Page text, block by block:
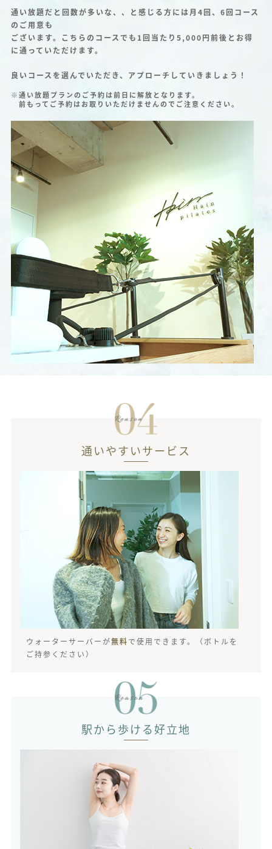
通い放題だと回数が多いな、、と感じる方には月4回、6回コース
のご用意も
ございます。こちらのコースでも1回当たり5,000円前後とお得
に通っていただけます。
良いコースを選んでいただき、アプローチしていきましょう！
※通い放題プランのご予約は前日に解放となります。
前もってご予約はお取りいただけませんのでご注意ください。
通いやすいサービス
ウォーターサーバーが無料で使用できます。（ボトルを
ご持参ください）
駅から歩ける好立地